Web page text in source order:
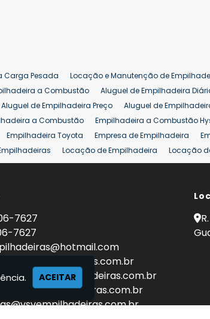
Carga Pesada Locação e Manutenção de
a Combustão Aluguel de Empilhadeira
Aluguel de Empilhadeira Preço Aluguel de
a Combustão Empilhadeira a Combustão
Empilhadeira Toyota Empresa de Empilhadeira
Locação de Empilhadeira
Locação
Locação Empilhadeira para Mercados
Elétrica
a Combustão 25 ton Preço de Empilhadeira 25
7627
7627
ACEITAR